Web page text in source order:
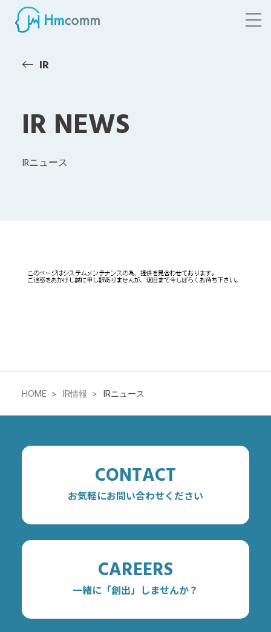
IR
IR NEWS
IRニュース
HOME IR情報 IRニュース
CONTACT
お気軽にお問い合わせください
CAREERS
一緒に「創出」しませんか？